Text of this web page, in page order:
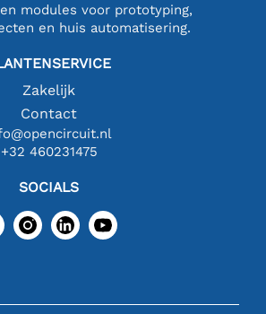
modules voor prototyping,
en huis automatisering.
Zakelijk
Contact
+32 460231475
SOCIALS